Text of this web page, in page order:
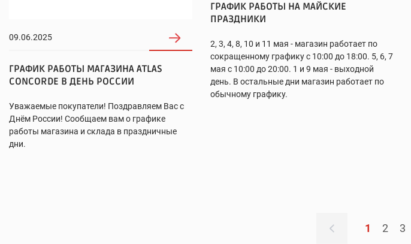
09.06.2025
ГРАФИК РАБОТЫ МАГАЗИНА ATLAS
CONCORDE В ДЕНЬ РОССИИ
Уважаемые покупатели! Поздравляем Вас с
Днём России! Сообщаем вам о графике
работы магазина и склада в праздничные
дни.
ГРАФИК РАБОТЫ НА МАЙСКИЕ
ПРАЗДНИКИ
2, 3, 4, 8, 10 и 11 мая - магазин работает по
сокращенному графику с 10:00 до 18:00. 5, 6, 7
мая с 10:00 до 20:00. 1 и 9 мая - выходной
день. В остальные дни магазин работает по
обычному графику.
1 2 3